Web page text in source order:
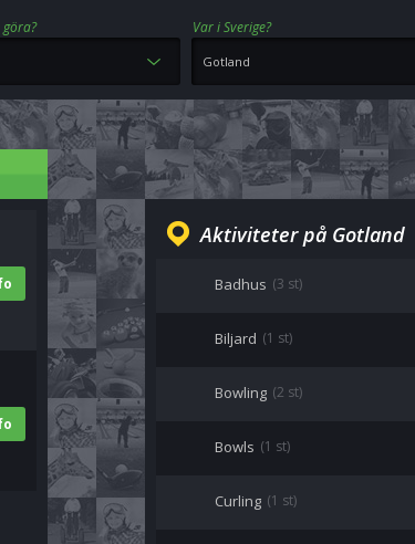
Var i Sverige?
Aktiviteter på Gotland
Badhus (3 st)
Biljard (1 st)
Bowling (2 st)
Bowls (1 st)
Curling (1 st)